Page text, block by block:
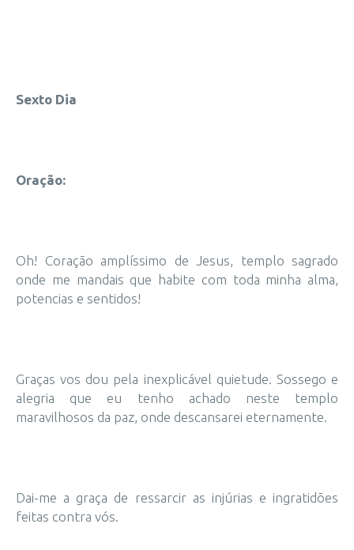
Sexto Dia
Oração:
Oh! Coração amplíssimo de Jesus, templo sagrado
onde me mandais que habite com toda minha alma,
potencias e sentidos!
Graças vos dou pela inexplicável quietude. Sossego e
alegria que eu tenho achado neste templo
maravilhosos da paz, onde descansarei eternamente.
Dai-me a graça de ressarcir as injúrias e ingratidões
feitas contra vós.